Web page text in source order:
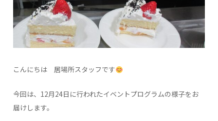
こんにちは 居場所スタッフです
今回は、12月24日に行われたイベントプログラムの様子をお
届けします。